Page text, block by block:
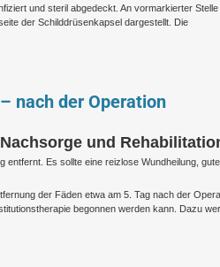
und steril abgedeckt. An vormarkierter
der Schilddrüsenkapsel dargestellt. Die
nach der Operation
und
entfernt. Es sollte eine reizlose Wundheilung,
der Fäden etwa am 5. Tag nach der
begonnen werden kann. Dazu